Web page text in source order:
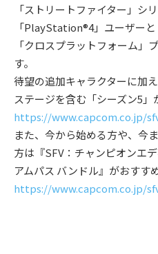
「ストリートファイター」シ
「PlayStation®4」ユーザー
「クロスプラットフォーム」
す。
待望の追加キャラクターに加
ステージを含む「シーズン5」
https://www.capcom.co.jp/
また、今から始める⽅や、今
⽅は『SFV：チャンピオンエ
アムパス バンドル』がおすす
https://www.capcom.co.jp/